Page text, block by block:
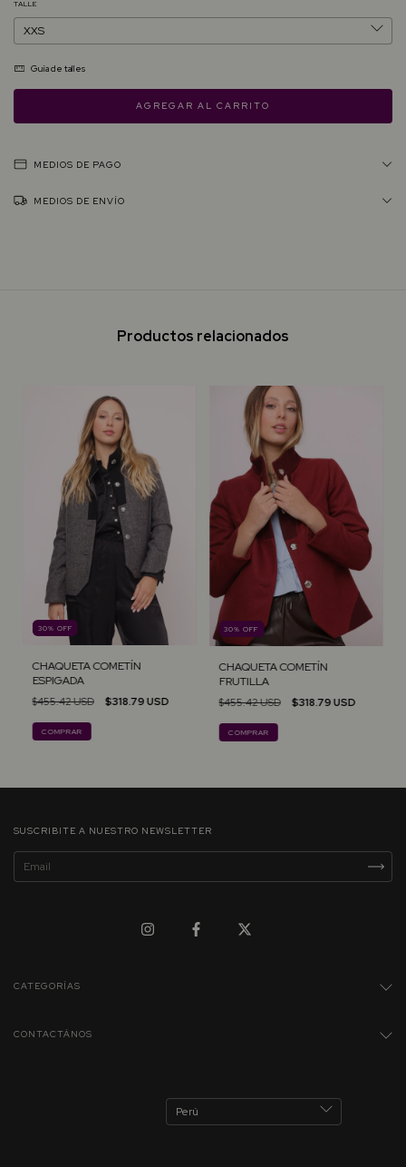
TALLE
Guía de talles
MEDIOS DE PAGO
MEDIOS DE ENVÍO
Productos relacionados
30% OFF
CHAQUETA COMETÍN
ESPIGADA
$455.42 USD $318.79 USD
COMPRAR
30%OFF
CHAQUETA COMETÍN
FRUTILLA
$455.42 USD $318.79 USD
COMPRAR
SUSCRIBITE A NUESTRO NEWSLETTER
CATEGORÍAS
CONTACTÁNOS